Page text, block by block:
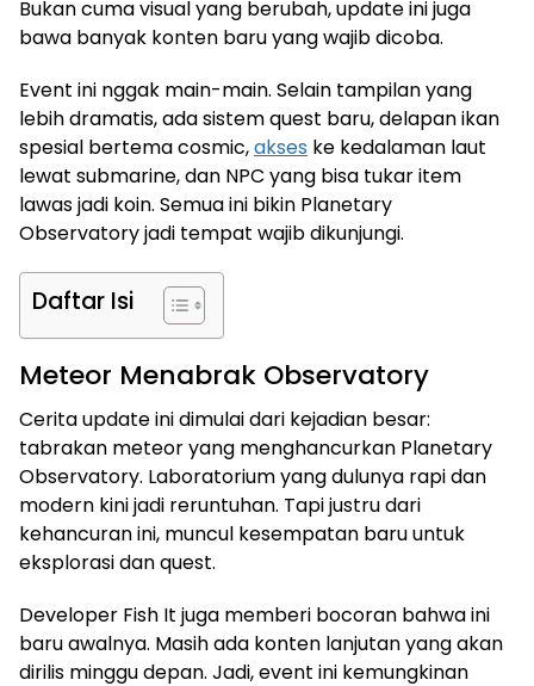
Bukan cuma visual yang berubah, update ini juga
bawa banyak konten baru yang wajib dicoba.
Event ini nggak main-main. Selain tampilan yang
lebih dramatis, ada sistem quest baru, delapan ikan
spesial bertema cosmic,akses ke kedalaman laut
lewat submarine, dan NPC yang bisa tukar item
lawas jadi koin. Semua ini bikin Planetary
Observatory jadi tempat wajib dikunjungi.
Daftar Isi
Meteor Menabrak Observatory
Cerita update ini dimulai dari kejadian besar:
tabrakan meteor yang menghancurkan Planetary
Observatory. Laboratorium yang dulunya rapi dan
modern kini jadi reruntuhan. Tapi justru dari
kehancuran ini, muncul kesempatan baru untuk
eksplorasi dan quest.
Developer Fish It juga memberi bocoran bahwa ini
baru awalnya. Masih ada konten lanjutan yang akan
dirilis minggu depan. Jadi, event ini kemungkinan